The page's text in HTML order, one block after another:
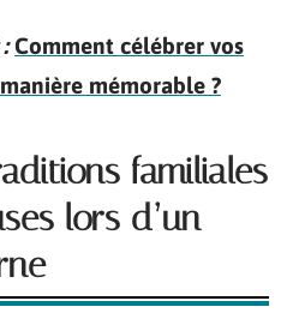
Comment célébrer vos
mémorable ?
familiales
lors d’un